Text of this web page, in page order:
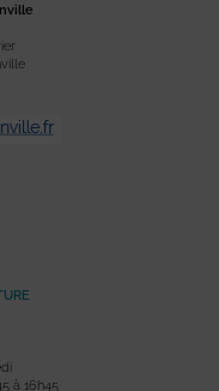
à 16h45